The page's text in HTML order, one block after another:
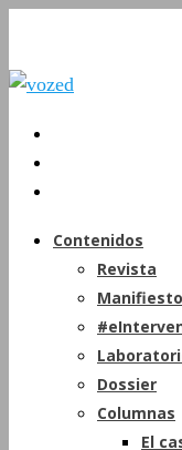
Contenidos
Revista
Dossier
Columnas
El